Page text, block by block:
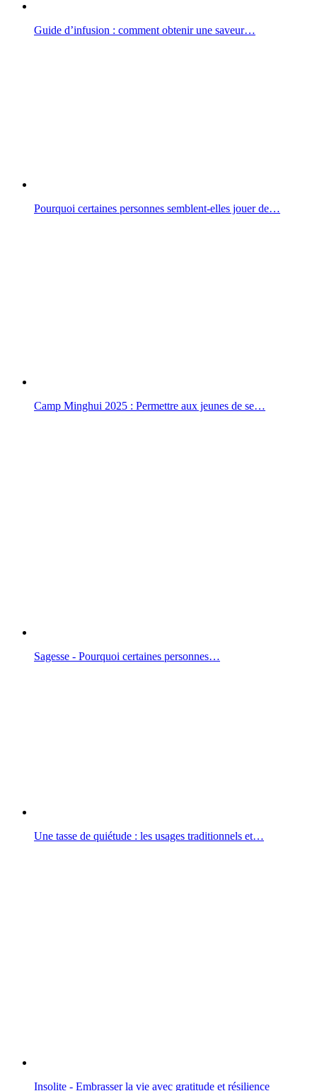
Guide d’infusion : comment obtenir une saveur…
Pourquoi certaines personnes semblent-elles jouer de…
Camp Minghui 2025 : Permettre aux jeunes de se…
Sagesse - Pourquoi certaines personnes…
Une tasse de quiétude : les usages traditionnels et…
Insolite - Embrasser la vie avec gratitude et résilience